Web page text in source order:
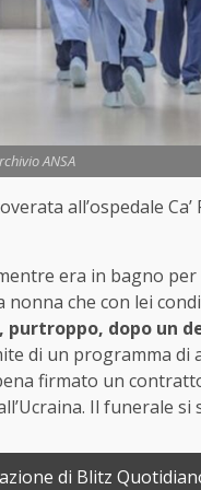
ANSA
all’ospedale
era in bagno
che con lei
dopo un
di un programma di
firmato un
Il funerale
di Blitz